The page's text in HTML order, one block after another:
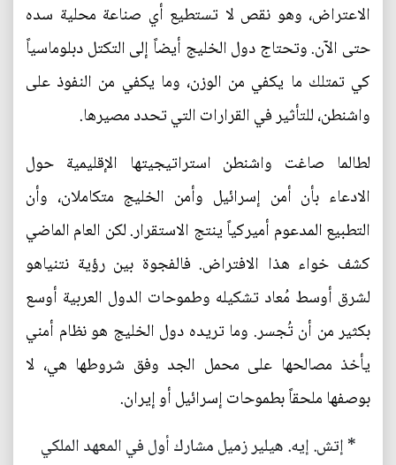
الاعتراض، وهو نقص لا تستطيع أي صناعة محلية سده
حتى الآن. وتحتاج دول الخليج أيضاً إلى التكتل دبلوماسياً
كي تمتلك ما يكفي من الوزن، وما يكفي من النفوذ على
واشنطن، للتأثير في القرارات التي تحدد مصيرها.
لطالما صاغت واشنطن استراتيجيتها الإقليمية حول
الادعاء بأن أمن إسرائيل وأمن الخليج متكاملان، وأن
التطبيع المدعوم أميركياً ينتج الاستقرار. لكن العام الماضي
كشف خواء هذا الافتراض. فالفجوة بين رؤية نتنياهو
لشرق أوسط مُعاد تشكيله وطموحات الدول العربية أوسع
بكثير من أن تُجسر. وما تريده دول الخليج هو نظام أمني
يأخذ مصالحها على محمل الجد وفق شروطها هي، لا
بوصفها ملحقاً بطموحات إسرائيل أو إيران.
* إتش. إيه. هيلير زميل مشارك أول في المعهد الملكي